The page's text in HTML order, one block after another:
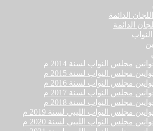
الدائمة
الدائمة
مجلس النواب لسنة 2014 م
مجلس النواب لسنة 2015 م
مجلس النواب لسنة 2016 م
مجلس النواب لسنة 2017 م
مجلس النواب لسنة 2018 م
مجلس النواب الليبي لسنة 2019 م
مجلس النواب الليبي لسنة 2020 م